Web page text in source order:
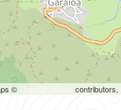
© contributors,